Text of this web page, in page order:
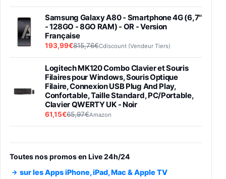
Samsung Galaxy A80 - Smartphone 4G (6,7''
- 128GO - 8GO RAM) - OR - Version
Française
193,99€815,76€Cdiscount (Vendeur Tiers)
Logitech MK120 Combo Clavier et Souris
Filaires pour Windows, Souris Optique
Filaire, Connexion USB Plug And Play,
Confortable, Taille Standard, PC/Portable,
Clavier QWERTY UK - Noir
61,15€65,97€Amazon
entraénement direct 3 vitesses (33-45-78
trs/min) avec pre-ampli intégré et port USB
Toutes nos promos en Live 24h/24
sur les Apps iPhone, iPad, Mac & Apple TV